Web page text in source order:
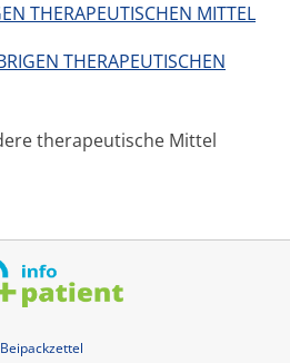
THERAPEUTISCHEN MITTEL
THERAPEUTISCHEN
therapeutische Mittel
Beipackzettel